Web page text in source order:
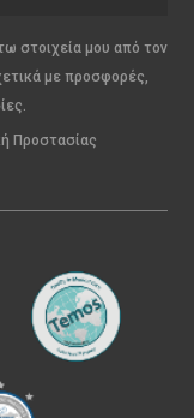
στοιχεία μου από τον
με προσφορές,
Προστασίας